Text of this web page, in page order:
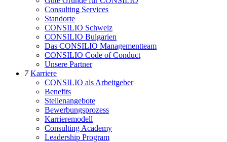
Consulting Services
Standorte
CONSILIO Schweiz
CONSILIO Bulgarien
Das CONSILIO Managementteam
CONSILIO Code of Conduct
Unsere Partner
7Karriere
CONSILIO als Arbeitgeber
Benefits
Stellenangebote
Bewerbungsprozess
Karrieremodell
Consulting Academy
Leadership Program